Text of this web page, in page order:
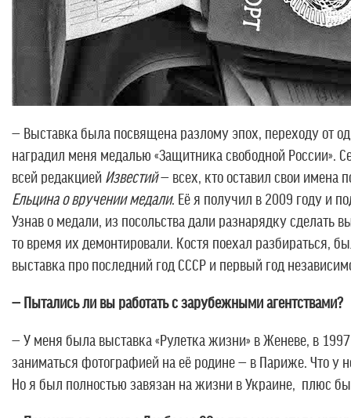
— Выставка была посвящена разлому эпох, переходу от
наградил меня медалью «Защитника свободной России».
всей редакцией Известий— всех, кто оставил свои имена
Ельцина о вручении медали. Её я получил в 2009 году и
Узнав о медали, из посольства дали разнарядку
то время их демонтировали. Костя поехал разбираться,
выставка про последний год СССР и первый год
— Пытались ли вы работать с зарубежными агентствами?
— У меня была выставка «Рулетка жизни» в Женеве, в
заниматься фотографией на её родине — в Париже. Что у
Но я был полностью завязан на жизни в Украине, плюс